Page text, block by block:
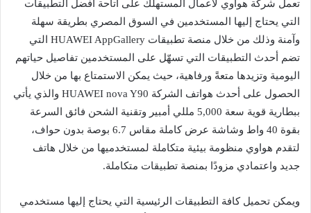
تعمل شركة هواوي لأعمال المستهلك على اتاحة أفضل التطبيقات
التي يحتاج إليها المستخدمين في السوق المصري بطريقة سهلة
وآمنة وذلك من خلال منصة تطبيقات HUAWEI AppGallery التي
تضم أحدث التطبيقات التي تسهّل على المستخدمين تفاصيل حياتهم
اليومية وتزيدها متعةً ورفاهية، حيث يمكن الاستمتاع بها من خلال
الحصول على أحدث هواتف الشركة HUAWEI nova Y90 والذي يأتي
ببطارية قوية سعة 5,000 مللي أمبير وتقنية الشحن فائق السرعة
بقوة 40 واط وشاشة عرض كاملة مقاس 6.7 بوصة بدون حواف،
لتقدم هواوي منظومة بيئية متكاملة لمستخدميها من خلال هاتف
جديد واعتمادي مزودًا بمنصة تطبيقات متكاملة.
ويمكن تحميل كافة التطبيقات الرئيسية التي يحتاج إليها مستخدمي